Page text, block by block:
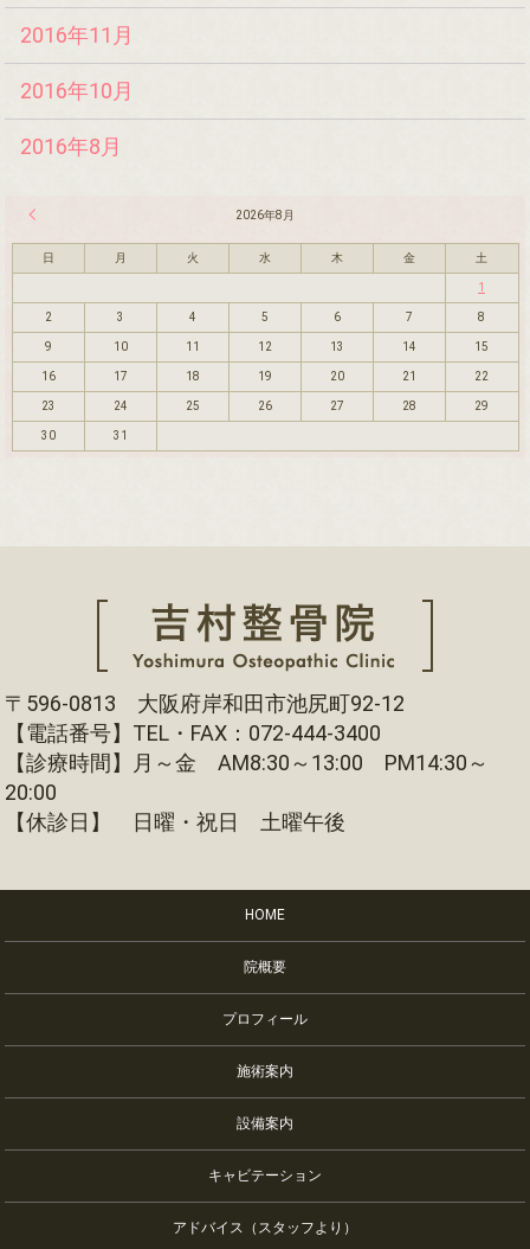
2016年11月
2016年10月
2016年8月
2026年8月
日 月 火 水 木 金 土
1
2 3 4 5 6 7 8
9 10 11 12 13 14 15
16 17 18 19 20 21 22
23 24 25 26 27 28 29
30 31
〒596-0813 大阪府岸和田市池尻町92-12
【電話番号】TEL・FAX：072-444-3400
【診療時間】月～金 AM8:30～13:00 PM14:30～
20:00
【休診日】 日曜・祝日 土曜午後
HOME
院概要
プロフィール
施術案内
設備案内
キャビテーション
アドバイス（スタッフより）